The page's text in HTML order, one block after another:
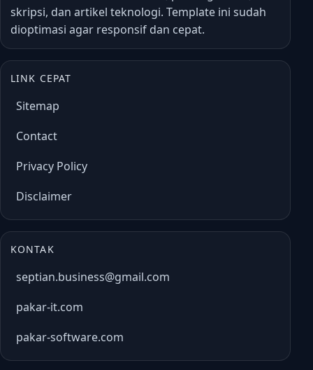
skripsi, dan artikel teknologi. Template ini sudah
dioptimasi agar responsif dan cepat.
LINK CEPAT
Sitemap
Contact
Privacy Policy
Disclaimer
KONTAK
septian.business@gmail.com
pakar-it.com
pakar-software.com